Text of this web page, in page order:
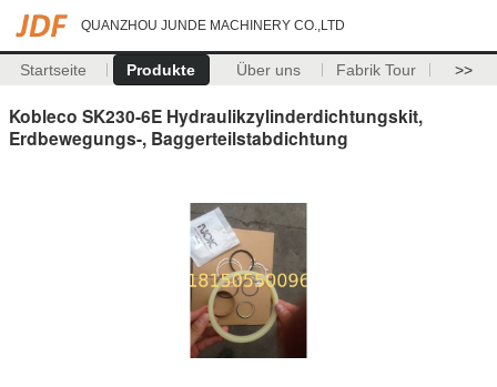
QUANZHOU JUNDE MACHINERY CO.,LTD
Startseite Produkte Über uns Fabrik Tour >>
Kobleco SK230-6E Hydraulikzylinderdichtungskit,
Erdbewegungs-, Baggerteilstabdichtung